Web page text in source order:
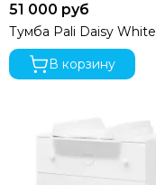
51 000 руб
Тумба Pali Daisy White
В корзину